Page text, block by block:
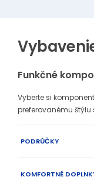
Funkčné
Vyberte si
preferovanému
PODRÚČKY
KOMFORTNÉ